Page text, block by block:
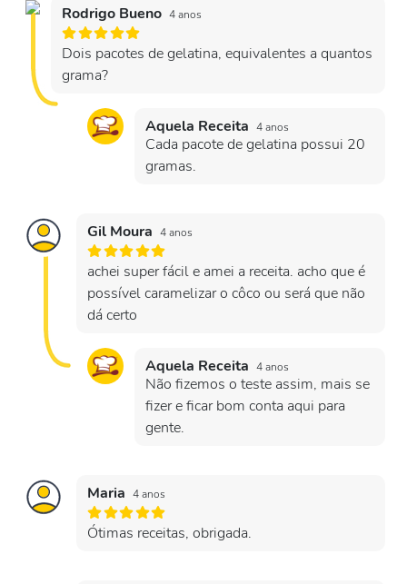
Rodrigo Bueno 4 anos
Dois pacotes de gelatina, equivalentes a quantos
grama?
Aquela Receita 4 anos
Cada pacote de gelatina possui 20
gramas.
Gil Moura 4 anos
achei super fácil e amei a receita. acho que é
possível caramelizar o côco ou será que não
dá certo
Aquela Receita 4 anos
Não fizemos o teste assim, mais se
fizer e ficar bom conta aqui para
gente.
Maria 4 anos
Ótimas receitas, obrigada.